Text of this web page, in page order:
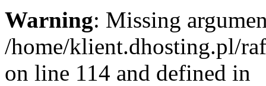
Warning: Missing
/home/klient.dhosting.pl/
on line 114 and defined in